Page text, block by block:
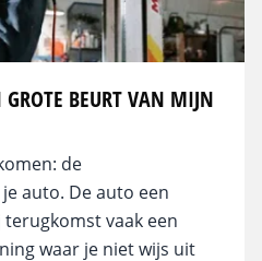
BEURT VAN MIJN
de
auto. De auto een
vaak een
waar je niet wijs uit